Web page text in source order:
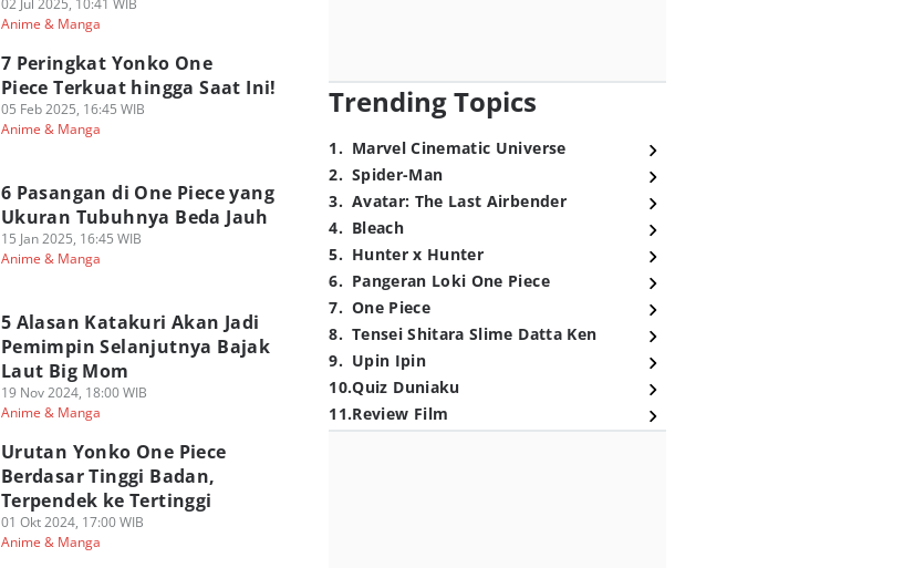
02 Jul 2025, 10:41 WIB
Anime & Manga
7 Peringkat Yonko One
Piece Terkuat hingga Saat Ini!
05 Feb 2025, 16:45 WIB
Anime & Manga
6 Pasangan di One Piece yang
Ukuran Tubuhnya Beda Jauh
15 Jan 2025, 16:45 WIB
Anime & Manga
5 Alasan Katakuri Akan Jadi
Pemimpin Selanjutnya Bajak
Laut Big Mom
19 Nov 2024, 18:00 WIB
Anime & Manga
Urutan Yonko One Piece
Berdasar Tinggi Badan,
Terpendek ke Tertinggi
01 Okt 2024, 17:00 WIB
Anime & Manga
Trending Topics
1. Marvel Cinematic Universe
2. Spider-Man
3. Avatar: The Last Airbender
4. Bleach
5. Hunter x Hunter
6. Pangeran Loki One Piece
7. One Piece
8. Tensei Shitara Slime Datta Ken
9. Upin Ipin
10.Quiz Duniaku
11.Review Film